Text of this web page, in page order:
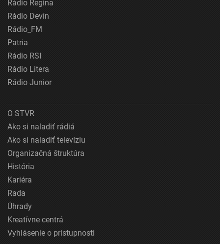
Rádio Regina
Rádio Devín
Rádio_FM
Patria
Rádio RSI
Rádio Litera
Rádio Junior
O STVR
Ako si naladiť rádiá
Ako si naladiť televíziu
Organizačná štruktúra
História
Kariéra
Rada
Úhrady
Kreatívne centrá
Vyhlásenie o prístupnosti